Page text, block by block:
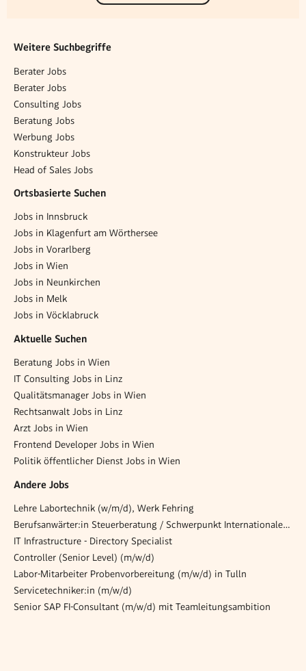
Weitere Suchbegriffe
Berater Jobs
Berater Jobs
Consulting Jobs
Beratung Jobs
Werbung Jobs
Konstrukteur Jobs
Head of Sales Jobs
Ortsbasierte Suchen
Jobs in Innsbruck
Jobs in Klagenfurt am Wörthersee
Jobs in Vorarlberg
Jobs in Wien
Jobs in Neunkirchen
Jobs in Melk
Jobs in Vöcklabruck
Aktuelle Suchen
Beratung Jobs in Wien
IT Consulting Jobs in Linz
Qualitätsmanager Jobs in Wien
Rechtsanwalt Jobs in Linz
Arzt Jobs in Wien
Frontend Developer Jobs in Wien
Politik öffentlicher Dienst Jobs in Wien
Andere Jobs
Lehre Labortechnik (w/m/d), Werk Fehring
Berufsanwärter:in Steuerberatung / Schwerpunkt Internationales Steuerrecht (m/w/d)
IT Infrastructure - Directory Specialist
Controller (Senior Level) (m/w/d)
Labor-Mitarbeiter Probenvorbereitung (m/w/d) in Tulln
Servicetechniker:in (m/w/d)
Senior SAP FI-Consultant (m/w/d) mit Teamleitungsambition